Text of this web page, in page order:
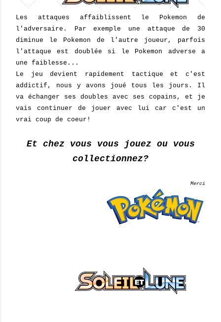
Les attaques affaiblissent le Pokemon de
l'adversaire. Par exemple une attaque de 30
diminue le Pokemon de l'autre joueur, parfois
l'attaque est doublée si le Pokemon adverse a
une faiblesse...
Le jeu devient rapidement tactique et c'est
addictif, nous y avons joué tous les jours. Il
va échanger ses doubles avec ses copains, et je
vais continuer de jouer avec lui car c'est un
vrai coup de coeur!
Et chez vous vous jouez ou vous
collectionnez?
Merci